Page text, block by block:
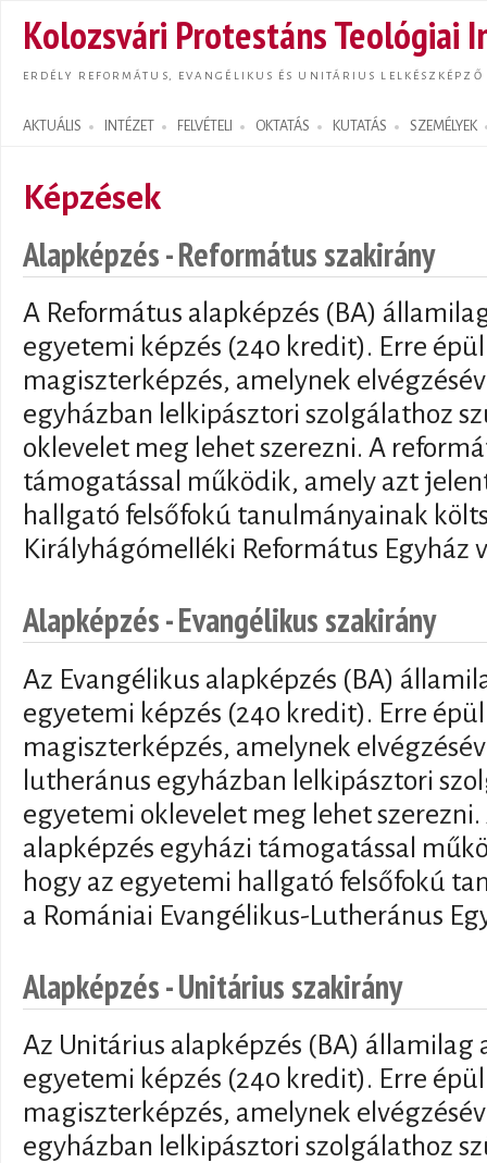
Kolozsvári Protestáns Teológiai
ERDÉLY REFORMÁTUS, EVANGÉLIKUS ÉS UNITÁRIUS LELKÉSZKÉPZŐ
AKTUÁLIS INTÉZET FELVÉTELI OKTATÁS KUTATÁS SZEMÉLYEK
Search form
Képzések
Alapképzés - Református szakirány
A Református alapképzés (BA)
egyetemi képzés (240 kredit). Erre
magiszterképzés, amelynek
egyházban lelkipásztori szolgálathoz
oklevelet meg lehet szerezni. A
támogatással működik, amely azt
hallgató felsőfokú tanulmányainak
Királyhágómelléki Református Egyház
Alapképzés - Evangélikus szakirány
Az Evangélikus alapképzés (BA)
egyetemi képzés (240 kredit). Erre
magiszterképzés, amelynek
lutheránus egyházban lelkipásztori
egyetemi oklevelet meg lehet
alapképzés egyházi támogatással
hogy az egyetemi hallgató felsőfokú
a Romániai Evangélikus-Lutheránus
Alapképzés - Unitárius szakirány
Az Unitárius alapképzés (BA)
egyetemi képzés (240 kredit). Erre
magiszterképzés, amelynek
egyházban lelkipásztori szolgálathoz